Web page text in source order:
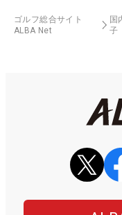
ゴルフ総合サイト
ALBA Net
国
子